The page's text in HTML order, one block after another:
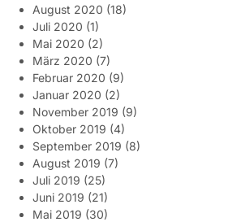
August 2020 (18)
Juli 2020 (1)
Mai 2020 (2)
März 2020 (7)
Februar 2020 (9)
Januar 2020 (2)
November 2019 (9)
Oktober 2019 (4)
September 2019 (8)
August 2019 (7)
Juli 2019 (25)
Juni 2019 (21)
Mai 2019 (30)